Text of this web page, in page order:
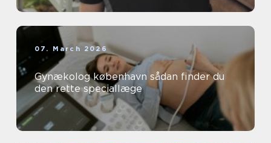
07. March 2026
Gynækolog københavn sådan finder du
den rette speciallæge